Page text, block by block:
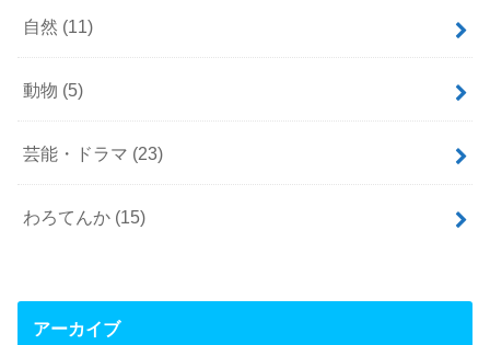
自然 (11)
動物 (5)
芸能・ドラマ (23)
わろてんか (15)
アーカイブ